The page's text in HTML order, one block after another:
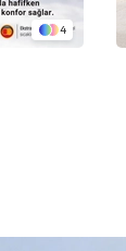
4